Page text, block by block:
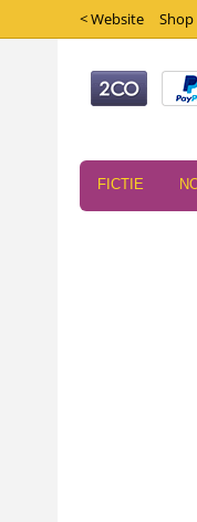
< Website Shop
FICTIE